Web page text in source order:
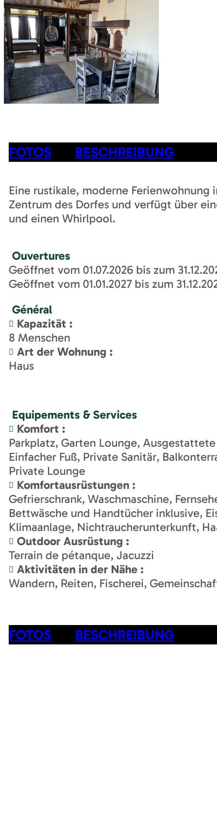
FOTOS BESCHREIBUNG
Eine rustikale, moderne Ferienwohnung
Zentrum des Dorfes und verfügt über
und einen Whirlpool.
Ouvertures
Geöffnet vom 01.07.2026 bis zum
Geöffnet vom 01.01.2027 bis zum
Général
Kapazität :
8 Menschen
Art der Wohnung :
Haus
Equipements & Services
Komfort :
Parkplatz Garten Lounge
Einfacher Fuß Private Sanitär
Private Lounge
Komfortausrüstungen :
Gefrierschrank Waschmaschine
Bettwäsche und Handtücher inklusive
Klimaanlage Nichtraucherunterkunft
Outdoor Ausrüstung :
Terrain de pétanque Jacuzzi
Aktivitäten in der Nähe :
Wandern Reiten Fischerei
FOTOS BESCHREIBUNG